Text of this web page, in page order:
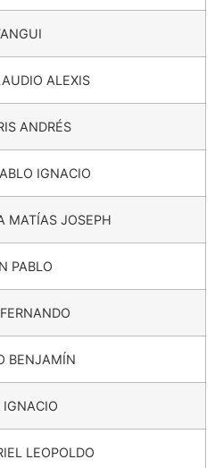
ALEXIS
ANDRÉS
IGNACIO
MATÍAS JOSEPH
PABLO
BENJAMÍN
LEOPOLDO